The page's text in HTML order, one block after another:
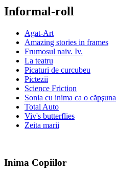
Informal-roll
Agat-Art
Amazing stories in frames
Frumosul naiv. Iv.
La teatru
Picaturi de curcubeu
Pictezii
Science Friction
Sonia cu inima ca o căpşuna
Total Auto
Viv's butterflies
Zeita marii
Inima Copiilor